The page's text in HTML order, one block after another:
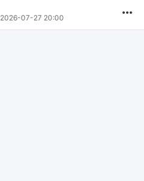
2026-07-27 20:00